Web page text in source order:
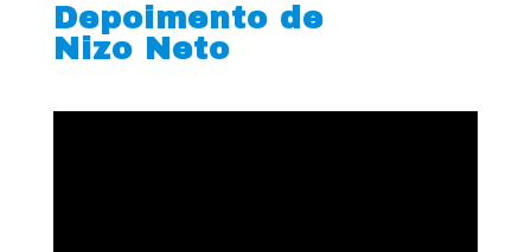
Depoimento de
Nizo Neto